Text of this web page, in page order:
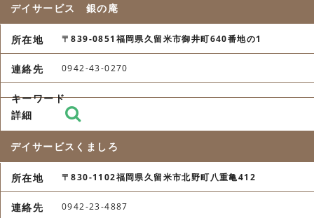
デイサービス 銀の庵
〒839-0851福岡県久留米市御井町640番地の1
0942-43-0270
デイサービスくましろ
〒830-1102福岡県久留米市北野町八重亀412
0942-23-4887